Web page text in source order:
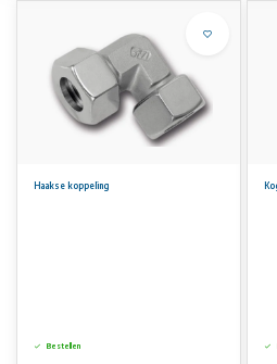
Haakse koppeling
Bestellen